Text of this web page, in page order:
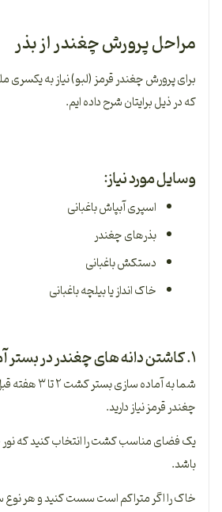
مراحل پرورش چغندر از بذر
برای پرورش چغندر قرمز (لبو) نیاز به یکسری
که در ذیل برایتان شرح داده ایم.
وسایل مورد نیاز:
اسپری آب­پاش باغبانی
بذرهای چغندر
دستکش باغبانی
خاک ­انداز یا بیلچه باغبانی
۱. کاشتن دانه های چغندر در بستر آماده کشت
شما به آماده
چغندر قرمز نیاز دارید.
یک فضای مناسب کشت را انتخاب کنید که نور
باشد.
خاک را اگر متراکم است سست کنید و هر نوع